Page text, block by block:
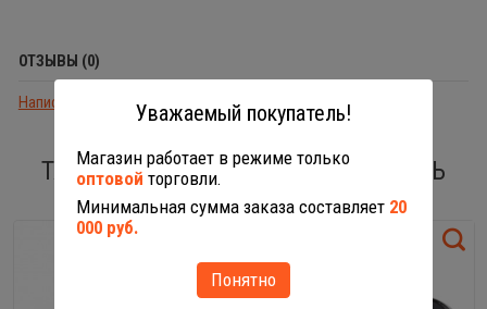
ОТЗЫВЫ (0)
Написать отзыв
ТАКЖЕ ВАС МОГУТ ЗАИНТЕРЕСОВАТЬ
Уважаемый покупатель!
Магазин работает в режиме только
оптовой торговли.
Минимальная сумма заказа составляет 20
000 руб.
Понятно